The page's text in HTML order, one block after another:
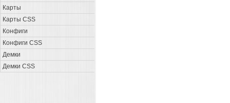
Карты
Карты CSS
Конфиги
Конфиги CSS
Демки
Демки CSS